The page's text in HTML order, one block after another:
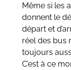
Même si les
donnent le
départ et
réel des bus
toujours
C’est à ce